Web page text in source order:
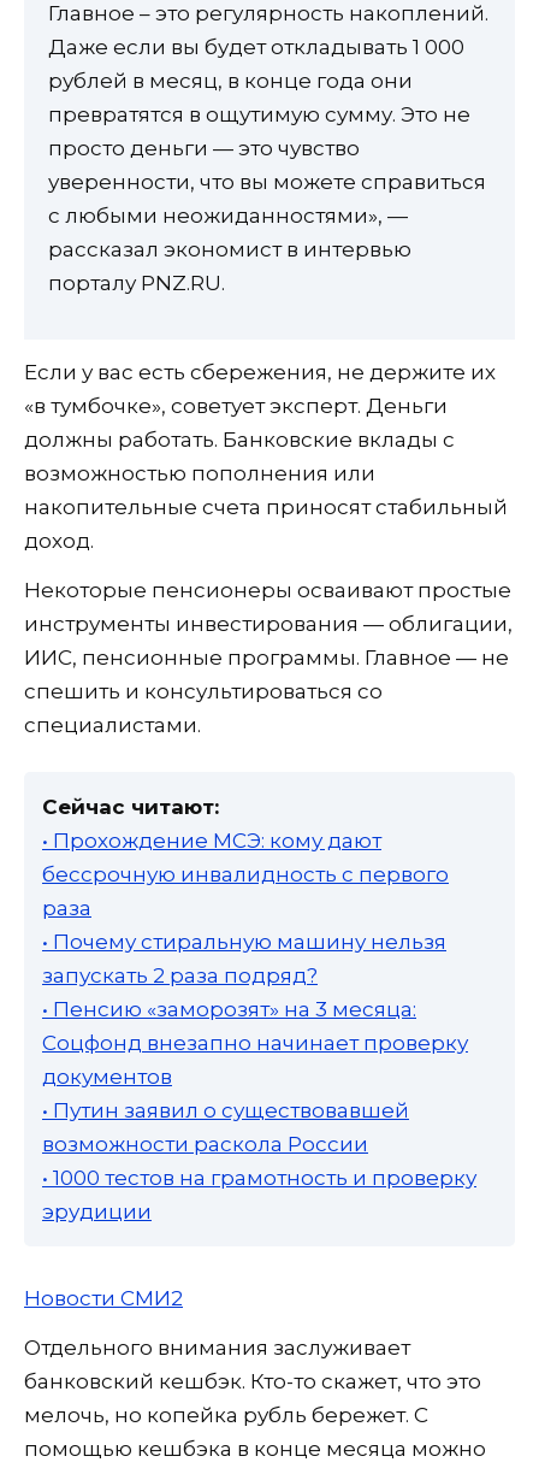
Главное – это регулярность накоплений.
Даже если вы будет откладывать 1 000
рублей в месяц, в конце года они
превратятся в ощутимую сумму. Это не
просто деньги — это чувство
уверенности, что вы можете справиться
с любыми неожиданностями», —
рассказал экономист в интервью
порталу PNZ.RU.
Если у вас есть сбережения, не держите их
«в тумбочке», советует эксперт. Деньги
должны работать. Банковские вклады с
возможностью пополнения или
накопительные счета приносят стабильный
доход.
Некоторые пенсионеры осваивают простые
инструменты инвестирования — облигации,
ИИС, пенсионные программы. Главное — не
спешить и консультироваться со
специалистами.
Сейчас читают:
• Прохождение МСЭ: кому дают
бессрочную инвалидность с первого
раза
• Почему стиральную машину нельзя
запускать 2 раза подряд?
• Пенсию «заморозят» на 3 месяца:
Соцфонд внезапно начинает проверку
документов
• Путин заявил о существовавшей
возможности раскола России
• 1000 тестов на грамотность и проверку
эрудиции
Новости СМИ2
Отдельного внимания заслуживает
банковский кешбэк. Кто-то скажет, что это
мелочь, но копейка рубль бережет. С
помощью кешбэка в конце месяца можно